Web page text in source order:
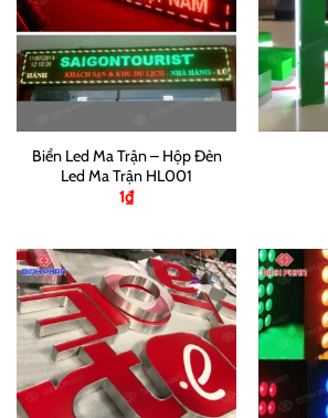
Biển Led Ma Trận – Hộp Đèn
Led Ma Trận HL001
1₫